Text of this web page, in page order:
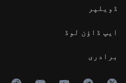
ڈویلپر
ایپ ڈاؤن لوڈ
برادری